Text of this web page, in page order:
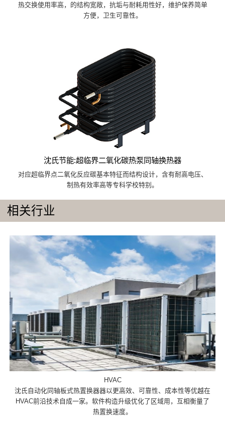
热交换使用率高，的结构宽敞，抗垢与耐耗用性好，维护保养简单
方便，卫生可靠性。
沈氏节能:超临界二氧化碳热泵同轴换热器
对应超临界点二氧化反应碳基本特征而结构设计，含有耐高电压、
制热有效率高等专科学校特别。
相关行业
HVAC
沈氏自动化同轴板式热置换器器以更高效、可靠性、成本性等优越在
HVAC前沿技术自成一家。软件构造升级优化了区域用，互相衡量了
热置换速度。